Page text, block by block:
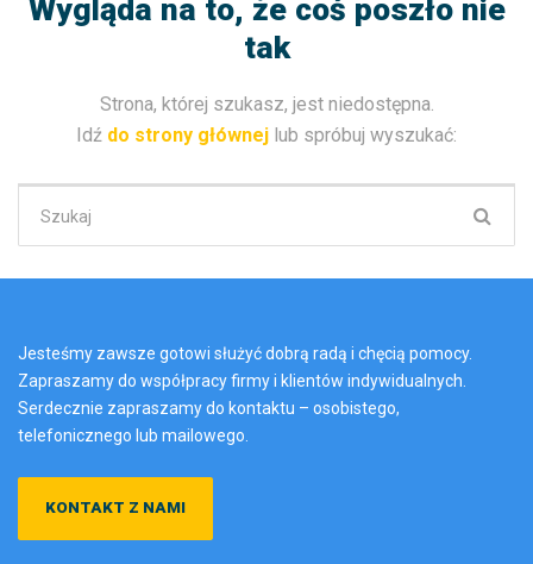
Wygląda na to, że coś poszło nie
tak
Strona, której szukasz, jest niedostępna.
Idź do strony głównej lub spróbuj wyszukać:
Jesteśmy zawsze gotowi służyć dobrą radą i chęcią pomocy.
Zapraszamy do współpracy firmy i klientów indywidualnych.
Serdecznie zapraszamy do kontaktu – osobistego,
telefonicznego lub mailowego.
KONTAKT Z NAMI